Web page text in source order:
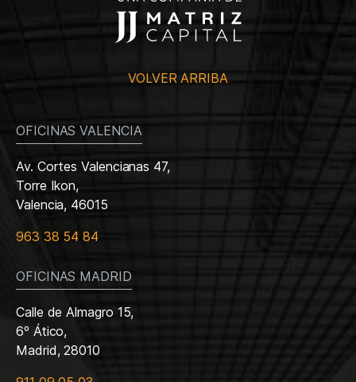
VOLVER ARRIBA
OFICINAS VALENCIA
Av. Cortes Valencianas 47,
Torre Ikon,
Valencia, 46015
963 38 54 84
OFICINAS MADRID
Calle de Almagro 15,
6º Ático,
Madrid, 28010